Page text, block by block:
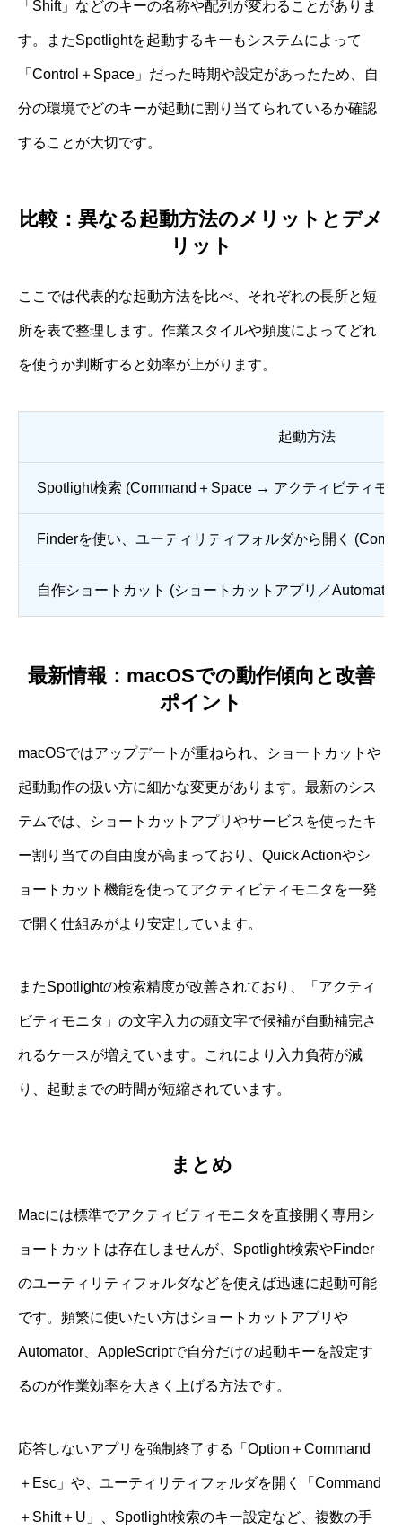
「Shift」などのキーの名称や配列が変わることがありま
す。またSpotlightを起動するキーもシステムによって
「Control＋Space」だった時期や設定があったため、自
分の環境でどのキーが起動に割り当てられているか確認
することが大切です。
比較：異なる起動方法のメリットとデメ
リット
ここでは代表的な起動方法を比べ、それぞれの長所と短
所を表で整理します。作業スタイルや頻度によってどれ
を使うか判断すると効率が上がります。
起動方法
Spotlight検索 (Command＋Space → アクティビティモ
Finderを使い、ユーティリティフォルダから開く
自作ショートカット (ショートカットアプリ／
最新情報：macOSでの動作傾向と改善
ポイント
macOSではアップデートが重ねられ、ショートカットや
起動動作の扱い方に細かな変更があります。最新のシス
テムでは、ショートカットアプリやサービスを使ったキ
ー割り当ての自由度が高まっており、Quick Actionやシ
ョートカット機能を使ってアクティビティモニタを一発
で開く仕組みがより安定しています。
またSpotlightの検索精度が改善されており、「アクティ
ビティモニタ」の文字入力の頭文字で候補が自動補完さ
れるケースが増えています。これにより入力負荷が減
り、起動までの時間が短縮されています。
まとめ
Macには標準でアクティビティモニタを直接開く専用シ
ョートカットは存在しませんが、Spotlight検索やFinder
のユーティリティフォルダなどを使えば迅速に起動可能
です。頻繁に使いたい方はショートカットアプリや
Automator、AppleScriptで自分だけの起動キーを設定す
るのが作業効率を大きく上げる方法です。
応答しないアプリを強制終了する「Option＋Command
＋Esc」や、ユーティリティフォルダを開く「Command
＋Shift＋U」、Spotlight検索のキー設定など、複数の手